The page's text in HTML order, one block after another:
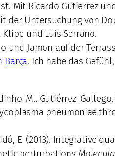
Mit Ricardo Gutierrez
Untersuchung von
und Luis Serrano.
und Jamon auf der
Barça. Ich habe das
M., Gutiérrez-
pneumoniae
E. (2013). Integrative
perturbations